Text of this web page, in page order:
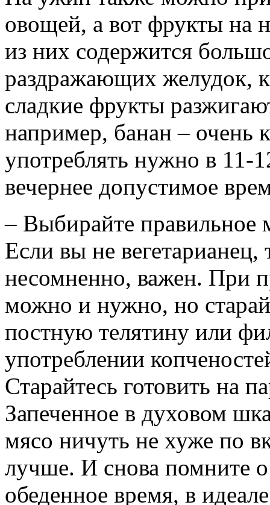
овощей, а вот фрукты на
из них содержится
раздражающих желудок,
сладкие фрукты
например, банан – очень
употреблять нужно в 11-
вечернее допустимое
– Выбирайте правильное
Если вы не
несомненно, важен. При
можно и нужно, но
постную телятину или
употреблении
Старайтесь готовить на
Запеченное в духовом
мясо ничуть не хуже по
лучше. И снова помните
обеденное время, в